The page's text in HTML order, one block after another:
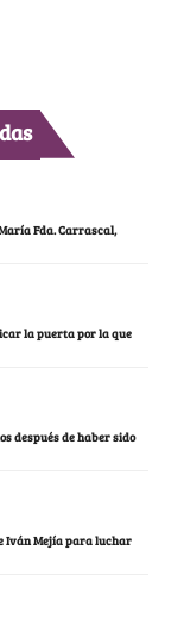
Fda. Carrascal,
la puerta por la que
después de haber sido
Iván Mejía para luchar